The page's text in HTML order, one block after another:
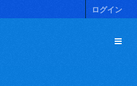
ログイン